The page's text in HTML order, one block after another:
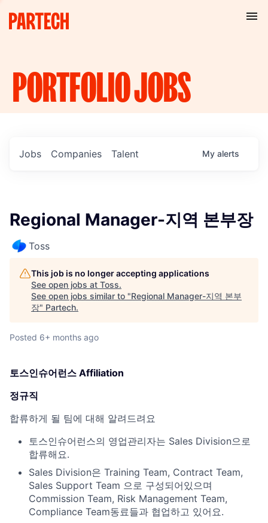
PORTFOLIOJOBS
Jobs Companies Talent My alerts
Regional Manager-지역 본부장
Toss
This job is no longer accepting applications
See open jobs at Toss.
See open jobs similar to "Regional Manager-지역 본부
장" Partech.
Posted 6+ months ago
토스인슈어런스 Affiliation
정규직
합류하게 될 팀에 대해 알려드려요
토스인슈어런스의 영업관리자는 Sales Division으로
합류해요.
Sales Division은 Training Team, Contract Team,
Sales Support Team 으로 구성되어있으며
Commission Team, Risk Management Team,
Compliance Team동료들과 협업하고 있어요.